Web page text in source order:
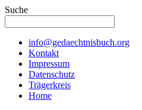
Suche
info@gedaechtnisbuch.org
Kontakt
Impressum
Datenschutz
Trägerkreis
Home